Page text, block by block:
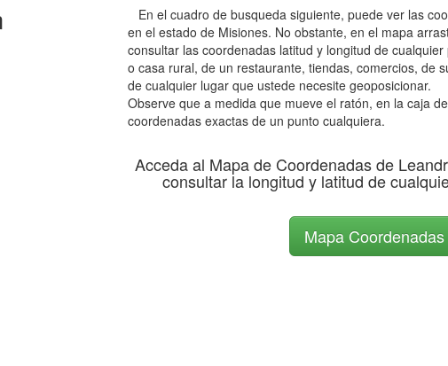
En el cuadro de busqueda siguiente, puede ver las
en el estado de Misiones. No obstante, en el mapa
consultar las coordenadas latitud y longitud de
o casa rural, de un restaurante, tiendas, comercios, de
de cualquier lugar que ustede necesite geoposicionar.
Observe que a medida que mueve el ratón, en la caja
coordenadas exactas de un punto cualquiera.
Acceda al Mapa de Coordenadas de
consultar la longitud y latitud de
Mapa Coordenadas